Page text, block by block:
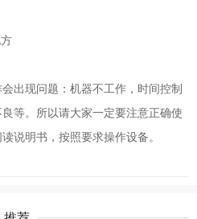
出现问题：机器不工作，时间控制
等。所以请大家一定要注意正确使
说明书，按照要求操作设备。